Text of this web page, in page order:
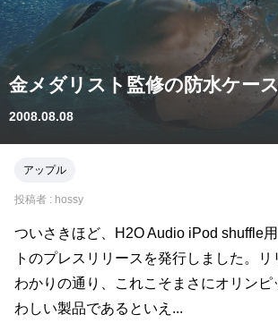
金メダリスト監修の防水ケー
2008.08.08
アップル
投稿者 : hossy
ついさきほど、H2O Audio iPod shuffle
トのプレスリリースを発行しました。
わかりの通り、これこそまさにオリンピ
わしい製品であるといえ...